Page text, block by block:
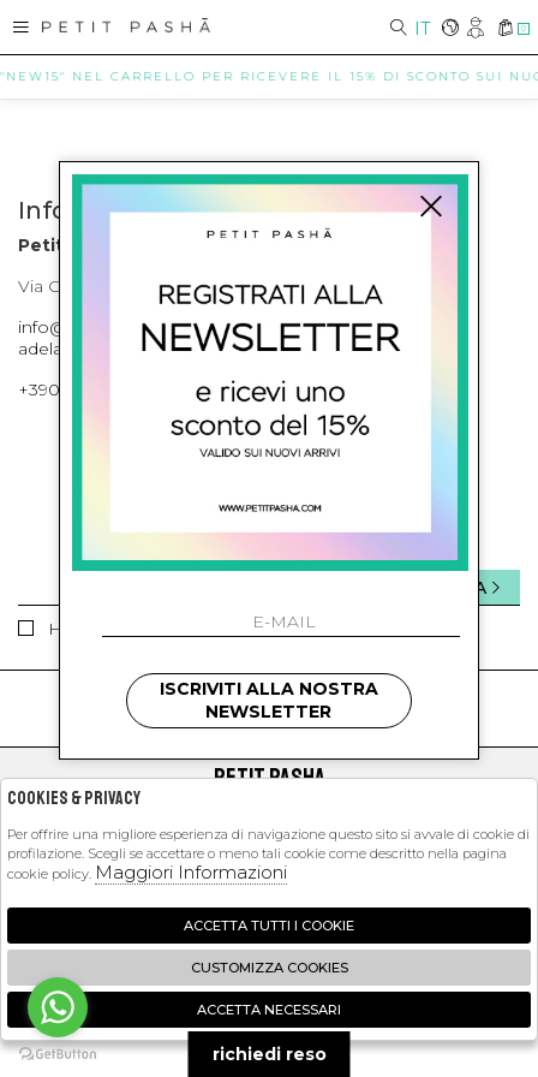
IT 0
NEL CARRELLO PER RICEVERE IL 15% DI SCONTO SUI
Info contatti
Petit Pasha
Via Cilea, 255 Napoli Corso Umberto I 301 Napoli
info@petitpasha.com, petitpasha@hotmail.it,
adelaide.petitpasha@hotmail.com
+39081643421 , +390812351280
ISCRIVITI ALLA NEWSLETTER
Ho letto ed accettato le condizioni sulla privacy.
INVIA
kids
PETIT PASHA
EXTRA
2026 Petit Pasha - P.iva : 09423341214 Powered by
Zucchetti
🍪
ISCRIVITI ALLA NOSTRA
NEWSLETTER
richiedi reso
Cookies & Privacy
Per offrire una migliore esperienza di navigazione questo sito si avvale di cookie di
profilazione. Scegli se accettare o meno tali cookie come descritto nella pagina
cookie policy. Maggiori Informazioni
ACCETTA TUTTI I COOKIE
CUSTOMIZZA COOKIES
ACCETTA NECESSARI